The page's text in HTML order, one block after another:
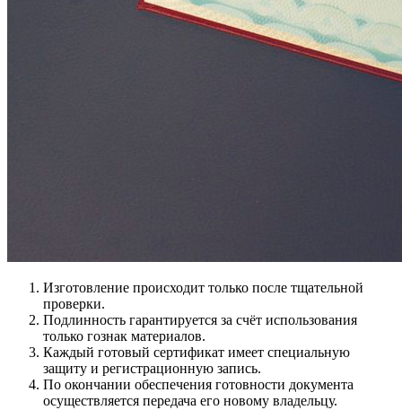
Изготовление происходит только после тщательной
проверки.
Подлинность гарантируется за счёт использования
только гознак материалов.
Каждый готовый сертификат имеет специальную
защиту и регистрационную запись.
По окончании обеспечения готовности документа
осуществляется передача его новому владельцу.